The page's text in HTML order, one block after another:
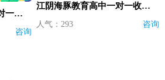
江阴海豚艺考文化课一对一收费价格表
咨询
江阴海豚教育高中一对一收费价格表
人气：293 咨询